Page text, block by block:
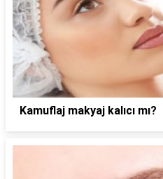
Kamuflaj makyaj kalıcı mı?